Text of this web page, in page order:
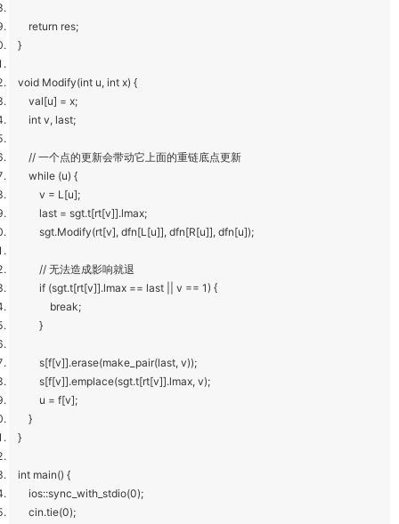
return res;
}
void Modify(int u, int x) {
val[u] = x;
int v, last;
// 一个点的更新会带动它上面的重链底点更新
while (u) {
v = L[u];
last = sgt.t[rt[v]].lmax;
sgt.Modify(rt[v], dfn[L[u]], dfn[R[u]], dfn[u]);
// 无法造成影响就退
if (sgt.t[rt[v]].lmax == last || v == 1) {
break;
}
s[f[v]].erase(make_pair(last, v));
s[f[v]].emplace(sgt.t[rt[v]].lmax, v);
u = f[v];
}
}
int main() {
ios::sync_with_stdio(0);
cin.tie(0);